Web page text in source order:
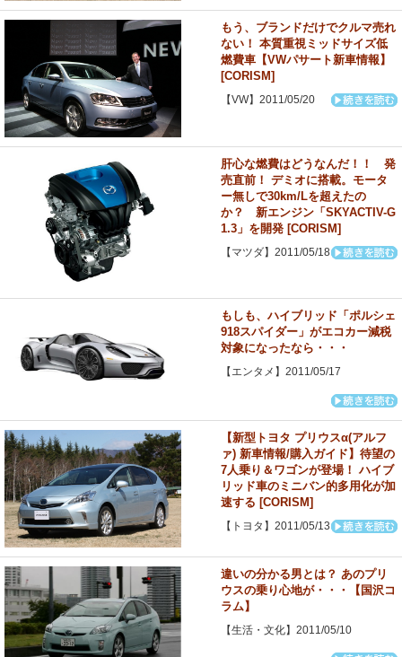
もう、ブランドだけでクルマ売れ
ない！ 本質重視ミッドサイズ低
燃費車【VWパサート新車情報】
[CORISM]
【VW】2011/05/20
肝心な燃費はどうなんだ！！ 発
売直前！ デミオに搭載。モータ
ー無しで30km/Lを超えたの
か？ 新エンジン「SKYACTIV-G
1.3」を開発 [CORISM]
【マツダ】2011/05/18
もしも、ハイブリッド「ポルシェ
918スパイダー」がエコカー減税
対象になったなら・・・
【エンタメ】2011/05/17
【新型トヨタ プリウスα(アルフ
ァ) 新車情報/購入ガイド】待望の
7人乗り＆ワゴンが登場！ ハイブ
リッド車のミニバン的多用化が加
速する [CORISM]
【トヨタ】2011/05/13
違いの分かる男とは？ あのプリ
ウスの乗り心地が・・・【国沢コ
ラム】
【生活・文化】2011/05/10